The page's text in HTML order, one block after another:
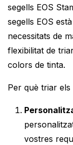
segells EOS
segells EOS
necessitats de
flexibilitat de
colors de tinta.
Per què triar els
vostres